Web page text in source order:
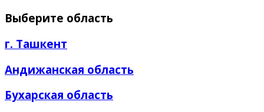
Выберите область
г. Ташкент
Андижанская область
Бухарская область